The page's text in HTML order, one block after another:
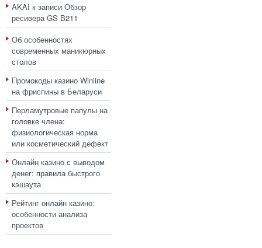
AKAI к записи Обзор
ресивера GS B211
Об особенностях
современных маникюрных
столов
Промокоды казино Winline
на фриспины в Беларуси
Перламутровые папулы на
головке члена:
физиологическая норма
или косметический дефект
Онлайн казино с выводом
денег: правила быстрого
кэшаута
Рейтинг онлайн казино:
особенности анализа
проектов